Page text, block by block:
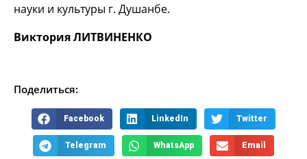
науки и культуры г. Душанбе.
Виктория ЛИТВИНЕНКО
Поделиться:
Facebook LinkedIn Twitter
Telegram WhatsApp Email